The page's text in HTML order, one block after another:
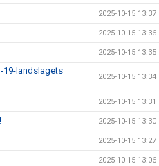
2025-10-15 13:37
2025-10-15 13:36
2025-10-15 13:35
19-landslagets
2025-10-15 13:34
2025-10-15 13:31
2025-10-15 13:30
2025-10-15 13:27
2025-10-15 13:06